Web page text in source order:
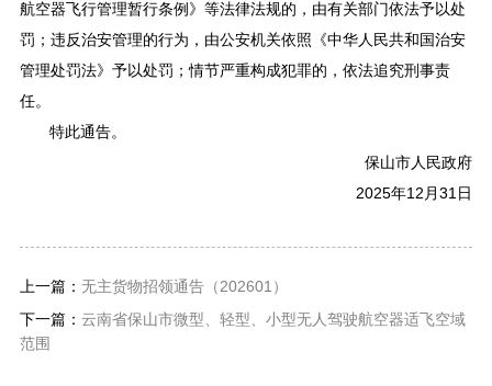
航空器飞行管理暂行条例》等法律法规的，由有关部门依法予以处
罚；违反治安管理的行为，由公安机关依照《中华人民共和国治安
管理处罚法》予以处罚；情节严重构成犯罪的，依法追究刑事责
任。
特此通告。
保山市人民政府
2025年12月31日
上一篇： 无主货物招领通告（202601）
下一篇： 云南省保山市微型、轻型、小型无人驾驶​航空器适飞空域
范围